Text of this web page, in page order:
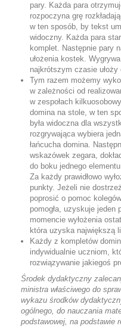
pary. Każda para
rozpoczyna grę
w ten sposób, by tekst
widoczny. Każda para
komplet. Następnie pary
ułożenia kostek.
najkrótszym czasie ułoży
Tym razem możemy
w zależności od
w zespołach
domina na stole, w ten
była widoczna dla
rozgrywająca wybiera
łańcucha domina.
wskazówek zegara,
do boku jednego
Za każdy prawidłowo
punkty. Jeżeli nie
poprosić o pomoc
pomogła, uzyskuje
momencie wyłożenia
która uzyska największą
Każdy z kompletów
indywidualnie uczniom,
rozwiązywanie jakiegoś
Środek dydaktyczny
ministra właściwego do
wykazu środków
ogólnego, do nauczania
podstawowej, na podstawie